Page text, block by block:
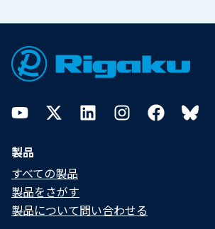
Footer
YouTubeTwitterLinkedInInstagramFacebookBluesky
製品
すべての製品
製品をさがす
製品について問い合わせる​